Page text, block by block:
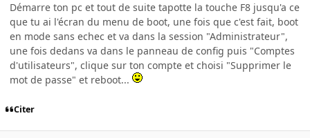
Démarre ton pc et tout de suite tapotte la touche F8 jusqu'a ce
que tu ai l'écran du menu de boot, une fois que c'est fait, boot
en mode sans echec et va dans la session "Administrateur",
une fois dedans va dans le panneau de config puis "Comptes
d'utilisateurs", clique sur ton compte et choisi "Supprimer le
mot de passe" et reboot...
Citer